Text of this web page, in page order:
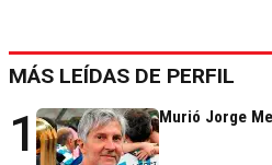
MÁS LEÍDAS DE PERFIL
1 Murió Jorge